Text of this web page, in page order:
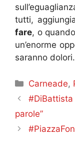
tutti,
fare, o
un’enorme
saranno dolori.
Categorie
Carneade,
#DiBattista
parole”